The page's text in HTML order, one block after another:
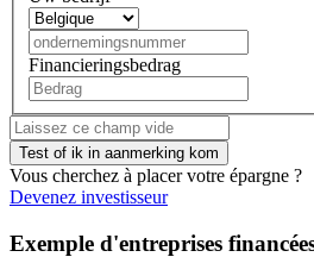
Financieringsbedrag
Vous cherchez à placer votre épargne ?
Devenez investisseur
Exemple d'entreprises